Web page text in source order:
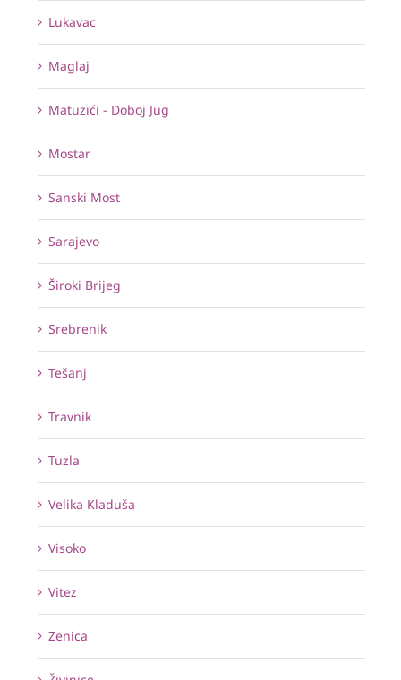
Lukavac
Maglaj
Matuzići - Doboj Jug
Mostar
Sanski Most
Sarajevo
Široki Brijeg
Srebrenik
Tešanj
Travnik
Tuzla
Velika Kladuša
Visoko
Vitez
Zenica